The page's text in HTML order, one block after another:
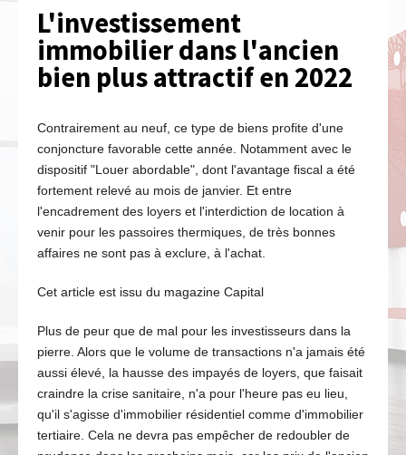
L'investissement
immobilier dans l'ancien
bien plus attractif en 2022
Contrairement au neuf, ce type de biens profite d'une
conjoncture favorable cette année. Notamment avec le
dispositif "Louer abordable", dont l'avantage fiscal a été
fortement relevé au mois de janvier. Et entre
l'encadrement des loyers et l'interdiction de location à
venir pour les passoires thermiques, de très bonnes
affaires ne sont pas à exclure, à l'achat.
Cet article est issu du magazine Capital
Plus de peur que de mal pour les investisseurs dans la
pierre. Alors que le volume de transactions n'a jamais été
aussi élevé, la hausse des impayés de loyers, que faisait
craindre la crise sanitaire, n'a pour l'heure pas eu lieu,
qu'il s'agisse d'immobilier résidentiel comme d'immobilier
tertiaire. Cela ne devra pas empêcher de redoubler de